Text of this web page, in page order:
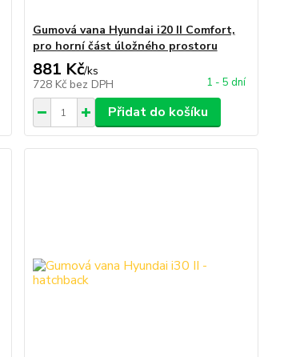
Gumová vana Hyundai i20 II Comfort,
pro horní část úložného prostoru
881 Kč/ks
728 Kč bez DPH 1 - 5 dní
Přidat do košíku